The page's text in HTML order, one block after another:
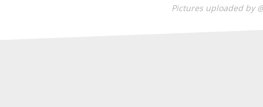
Pictures uploaded by